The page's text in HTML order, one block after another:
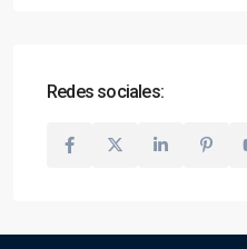
Redes sociales: